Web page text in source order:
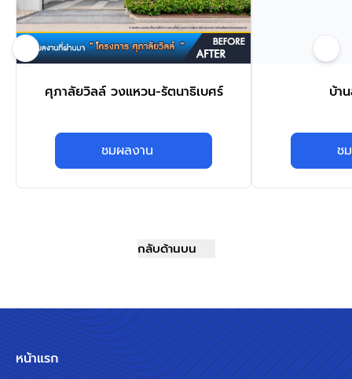
ศุภาลัยวิลล์ วงแหวน-รัตนาธิเบศร์
ชมผลงาน
บ้า
ช
กลับด้านบน
หน้าแรก